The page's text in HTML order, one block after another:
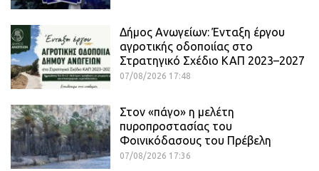
Δήμος Ανωγείων: Ένταξη έργου
αγροτικής οδοποιίας στο
Στρατηγικό Σχέδιο ΚΑΠ 2023–2027
07/08/2026 17:48
Στον «πάγο» η μελέτη
πυροπροστασίας του
Φοινικόδασους του Πρέβελη
07/08/2026 17:36